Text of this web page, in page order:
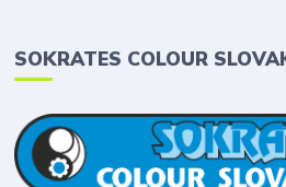
SOKRATES COLOUR